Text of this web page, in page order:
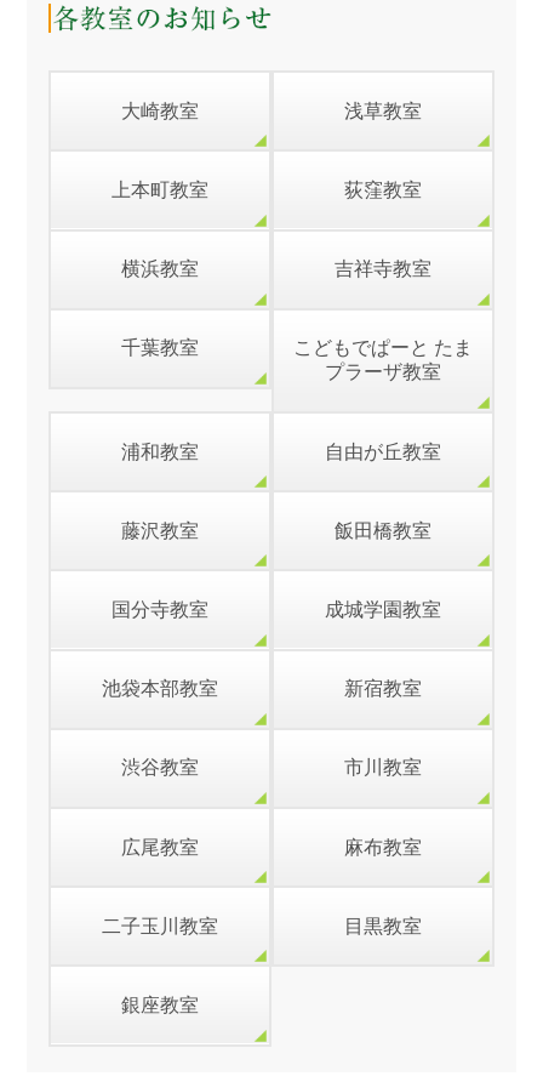
大崎教室 浅草教室
上本町教室 荻窪教室
横浜教室 吉祥寺教室
千葉教室
こどもでぱーと たま
プラーザ教室
浦和教室 自由が丘教室
藤沢教室 飯田橋教室
国分寺教室 成城学園教室
池袋本部教室 新宿教室
渋谷教室 市川教室
広尾教室 麻布教室
二子玉川教室 目黒教室
銀座教室